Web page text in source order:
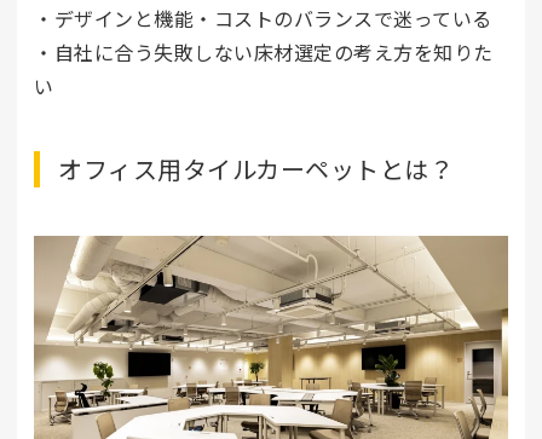
・デザインと機能・コストのバランスで迷っている
・自社に合う失敗しない床材選定の考え方を知りた
い
オフィス用タイルカーペットとは？